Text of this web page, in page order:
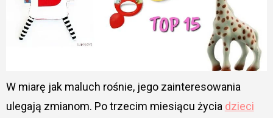
W miarę jak maluch rośnie, jego zainteresowania
ulegają zmianom. Po trzecim miesiącu życia dzieci